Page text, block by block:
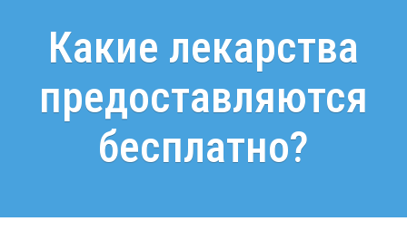
Какие лекарства
предоставляются
бесплатно?